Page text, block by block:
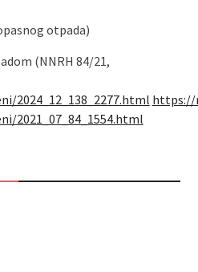
otpada)
(NNRH 84/21,
2024_12_138_2277.html https://
2021_07_84_1554.html